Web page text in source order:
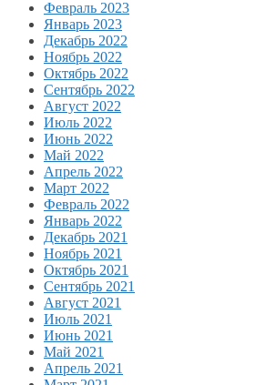
Февраль 2023
Январь 2023
Декабрь 2022
Ноябрь 2022
Октябрь 2022
Сентябрь 2022
Август 2022
Июль 2022
Июнь 2022
Май 2022
Апрель 2022
Март 2022
Февраль 2022
Январь 2022
Декабрь 2021
Ноябрь 2021
Октябрь 2021
Сентябрь 2021
Август 2021
Июль 2021
Июнь 2021
Май 2021
Апрель 2021